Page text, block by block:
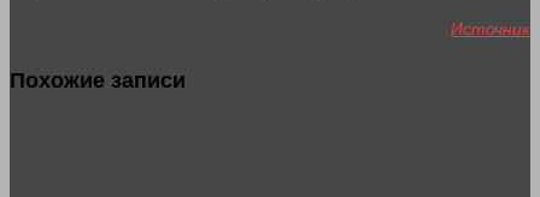
Источник
Похожие записи